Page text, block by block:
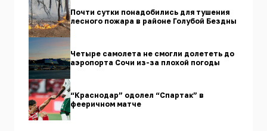
Почти сутки понадобились для тушения
лесного пожара в районе Голубой Бездны
Четыре самолета не смогли долететь до
аэропорта Сочи из-за плохой погоды
“Краснодар” одолел “Спартак” в
фееричном матче